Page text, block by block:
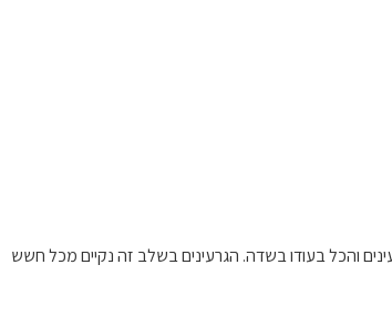
והכל בעודו בשדה. הגרעינים בשלב זה נקיים מכל חשש